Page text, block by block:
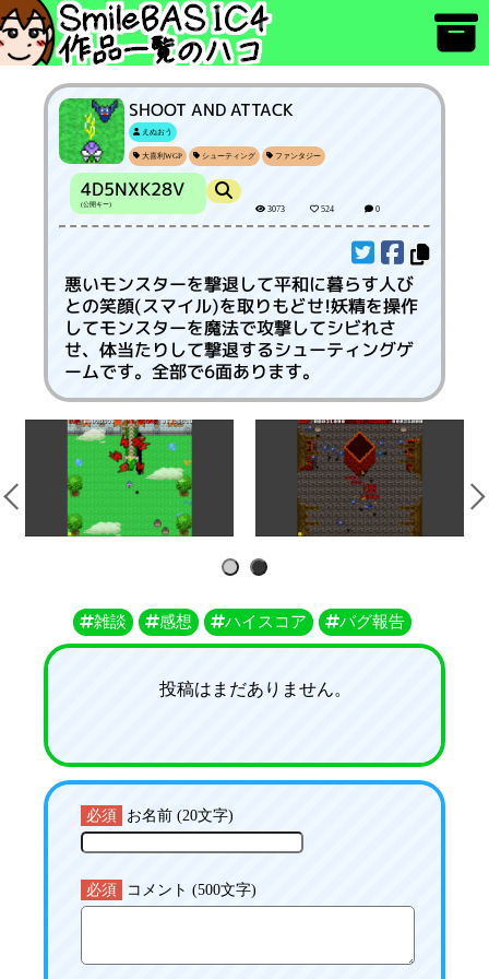
SHOOT AND ATTACK
えぬおう
大喜利WGP シューティング ファンタジー
4D5NXK28V
(公開キー) 3073 524 0
悪いモンスターを撃退して平和に暮らす人び
との笑顔(スマイル)を取りもどせ!妖精を操作
してモンスターを魔法で攻撃してシビれさ
せ、体当たりして撃退するシューティングゲ
ームです。全部で6面あります。
1 2
雑談 感想 ハイスコア バグ報告
投稿はまだありません。
必須 お名前 (20文字)
必須 コメント (500文字)